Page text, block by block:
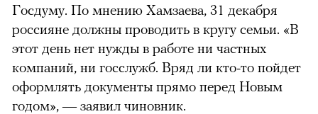
Госдуму. По мнению Хамзаева, 31 декабря
россияне должны проводить в кругу семьи. «В
этот день нет нужды в работе ни частных
компаний, ни госслужб. Вряд ли кто-то пойдет
оформлять документы прямо перед Новым
годом», — заявил чиновник.